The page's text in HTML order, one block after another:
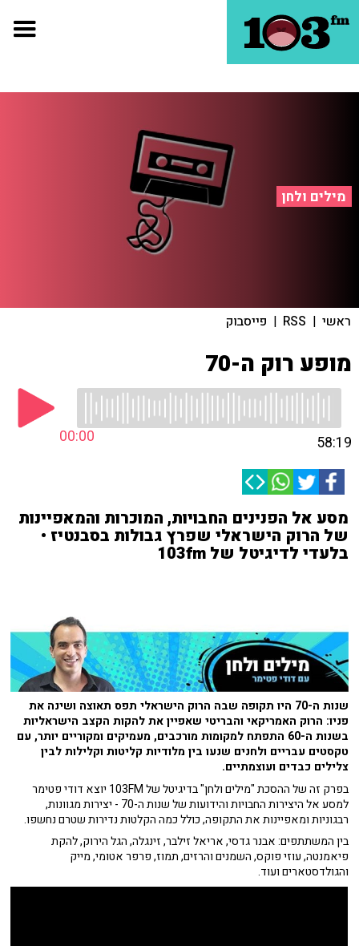
מילים ולחן
ראשי |
RSS
| פייסבוק
מופע רוק ה-70
00:00 58:19
מסע אל הפנינים החבויות, המוכרות והמאפיינות
של הרוק הישראלי שפרץ גבולות בסבנטיז •
בלעדי לדיגיטל של 103fm
שנות ה-70 היו תקופה שבה הרוק הישראלי תפס תאוצה ושינה את
פניו: הרוק האמריקאי והבריטי שאפיין את להקות הקצב הישראליות
בשנות ה-60 התפתח למקומות מורכבים, מעמיקים ומקוריים יותר, עם
טקסטים עבריים ולחנים שנעו בין מלודיות קליטות וקלילות לבין
צלילים כבדים ועוצמתיים.
בפרק זה של ההסכת "מילים ולחן" בדיגיטל של 103FM יוצא דודי פטימר
למסע אל היצירות החבויות והידועות של שנות ה-70 - יצירות מגוונות,
רבגוניות ומאפיינות את התקופה, כולל כמה הקלטות נדירות שטרם נחשפו.
בין המשתתפים: אבנר גדסי, אריאל זילבר, זינגלה, הגל הירוק, להקת
פיאמנטה, עוזי פוקס, השמנים והרזים, תמוז, פרפר אטומי, מייק
והגולדסטארים ועוד.